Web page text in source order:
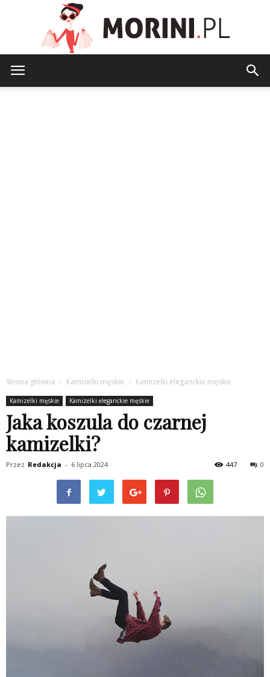
Strona główna Kamizelki męskie Kamizelki eleganckie męskie
Kamizelki męskie Kamizelki eleganckie męskie
Jaka koszula do czarnej
kamizelki?
Przez Redakcja - 6 lipca 2024 0
447